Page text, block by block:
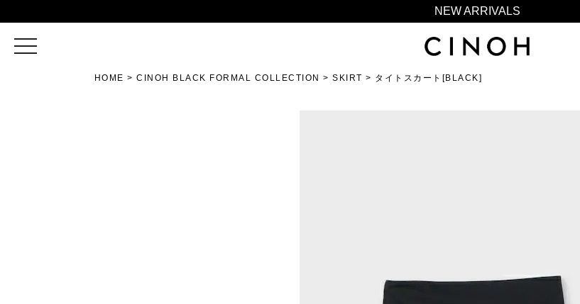
NEW ARRIVALS
ニュースレター登録で¥1,000クーポン進呈
夏季休業に伴う一部業務休業のお知らせ
toggle
HOME CINOH BLACK FORMAL COLLECTION SKIRT タイトスカート[BLACK]